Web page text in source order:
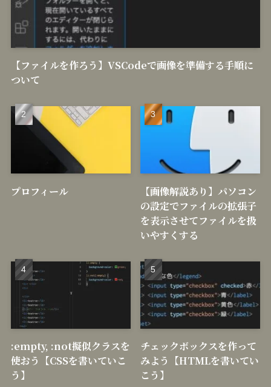
【ファイルを作ろう】VSCodeで画像を準備する手順に
ついて
プロフィール
【画像解説あり】パソコン
の設定でファイルの拡張子
を表示させてファイルを扱
いやすくする
:empty, :not擬似クラスを
使おう【CSSを書いていこ
う】
チェックボックスを作って
みよう【HTMLを書いてい
こう】